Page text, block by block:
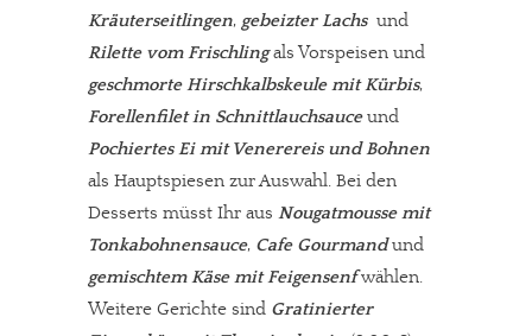
In eigener Sache
Dir gefällt unsere Arbeit?
meinesuedstadt.de finanziert sich durch Partnerprofile und
Kräuterseitlingen, gebeizter Lachsund
Rilette vom Frischlingals Vorspeisen und
geschmorte Hirschkalbskeule mit Kürbis,
Forellenfilet in Schnittlauchsauceund
Pochiertes Ei mit Venerereis und Bohnen
als Hauptspiesen zur Auswahl. Bei den
Desserts müsst Ihr aus Nougatmousse mit
Tonkabohnensauce, Cafe Gourmandund
gemischtem Käse mit Feigensenfwählen.
Weitere Gerichte sind Gratinierter